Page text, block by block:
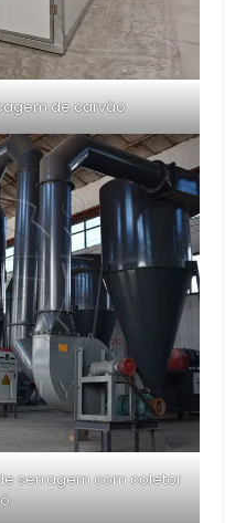
de carvão
serragem com coletor